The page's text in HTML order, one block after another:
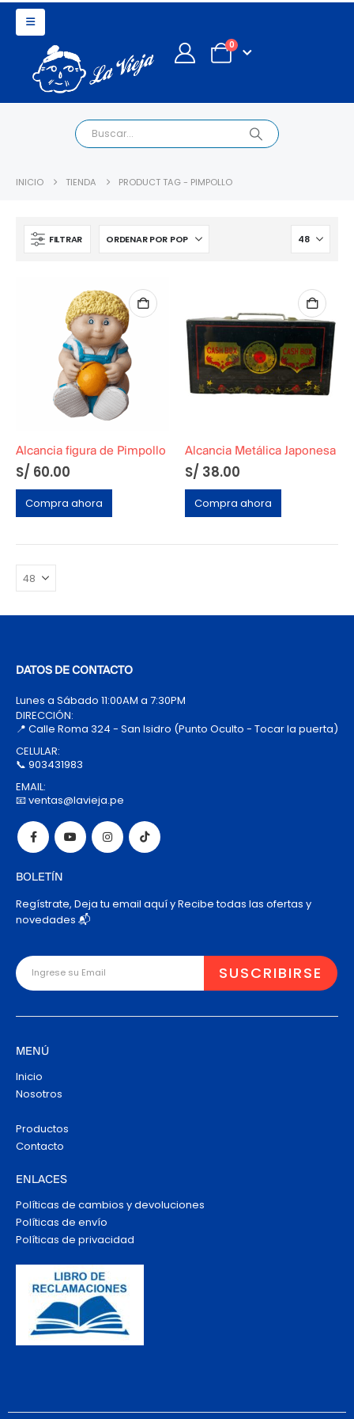
0
INICIO TIENDA PRODUCT TAG - PIMPOLLO
FILTRAR
Alcancia figura de Pimpollo
S/ 60.00
Compra ahora
Alcancia Metálica Japonesa
S/ 38.00
Compra ahora
DATOS DE CONTACTO
Lunes a Sábado 11:00AM a 7:30PM
DIRECCIÓN:
📍 Calle Roma 324 - San Isidro (Punto Oculto - Tocar la puerta)
CELULAR:
📞 903431983
EMAIL:
📧 ventas@lavieja.pe
BOLETÍN
Regístrate, Deja tu email aquí y Recibe todas las ofertas y
novedades 📬
MENÚ
Inicio
Nosotros
Productos
Contacto
ENLACES
Políticas de cambios y devoluciones
Políticas de envío
Políticas de privacidad